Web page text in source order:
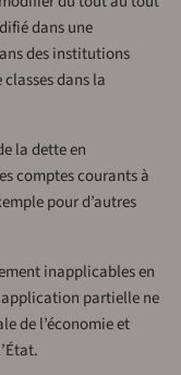
dans une
des institutions
dans la
la dette en
comptes courants à
pour d’autres
inapplicables en
partielle ne
de l’économie et